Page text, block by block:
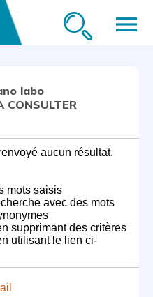
menu
labo
CONSULTER
aucun résultat.
mots saisis
avec des mots
supprimant des critères
utilisant le lien ci-